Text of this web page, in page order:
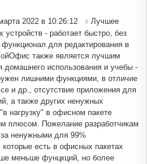
2022 в 10:26:12 # Лучшее
- работает быстро, без
для редактирования в
также является лучшим
использования и учебы -
лишними функциями, в отличие
и др., отсутствие приложения для
а также других ненужных
нагрузку" в офисном пакете
плюсом. Пожелание разработчикам
ненужными для 99%
есть в офисных пакетах
меньше фунцкций, но более